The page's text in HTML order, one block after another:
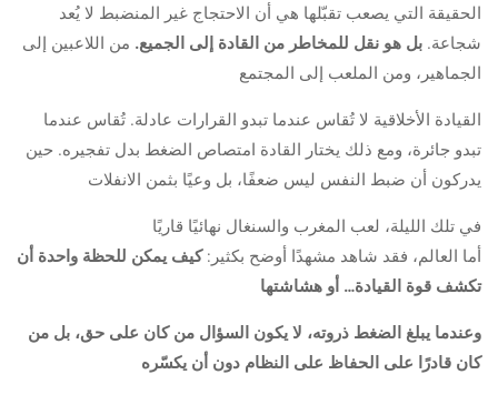
الحقيقة التي يصعب تقبّلها هي أن الاحتجاج غير المنضبط لا يُعد
شجاعة. بل هو نقل للمخاطر من القادة إلى الجميع. من اللاعبين إلى
الجماهير، ومن الملعب إلى المجتمع
القيادة الأخلاقية لا تُقاس عندما تبدو القرارات عادلة. تُقاس عندما
تبدو جائرة، ومع ذلك يختار القادة امتصاص الضغط بدل تفجيره. حين
يدركون أن ضبط النفس ليس ضعفًا، بل وعيًا بثمن الانفلات
في تلك الليلة، لعب المغرب والسنغال نهائيًا قاريًا
أما العالم، فقد شاهد مشهدًا أوضح بكثير: كيف يمكن للحظة واحدة أن
تكشف قوة القيادة… أو هشاشتها
وعندما يبلغ الضغط ذروته، لا يكون السؤال من كان على حق، بل من
كان قادرًا على الحفاظ على النظام دون أن يكسّره